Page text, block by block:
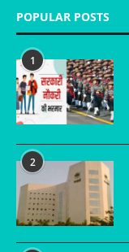
POPULAR POSTS
1
2